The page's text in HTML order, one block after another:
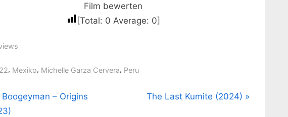
Film bewerten
[Total: 0 Average: 0]
, Mexiko, Michelle Garza Cervera, Peru
– Origins
N
The Last Kumite (2024)